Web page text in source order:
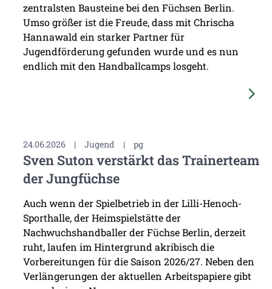
zentralsten Bausteine bei den Füchsen Berlin.
Umso größer ist die Freude, dass mit Chrischa
Hannawald ein starker Partner für
Jugendförderung gefunden wurde und es nun
endlich mit den Handballcamps losgeht.
24.06.2026 | Jugend | pg
Sven Suton verstärkt das Trainerteam
der Jungfüchse
Auch wenn der Spielbetrieb in der Lilli-Henoch-
Sporthalle, der Heimspielstätte der
Nachwuchshandballer der Füchse Berlin, derzeit
ruht, laufen im Hintergrund akribisch die
Vorbereitungen für die Saison 2026/27. Neben den
Verlängerungen der aktuellen Arbeitspapiere gibt